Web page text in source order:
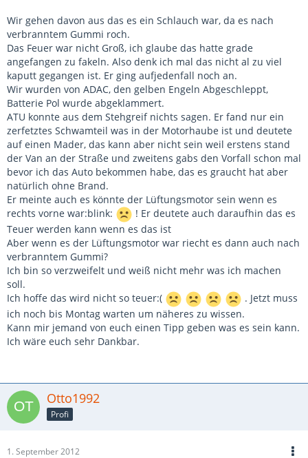
Wir gehen davon aus das es ein Schlauch war, da es nach
verbranntem Gummi roch.
Das Feuer war nicht Groß, ich glaube das hatte grade
angefangen zu fakeln. Also denk ich mal das nicht al zu viel
kaputt gegangen ist. Er ging aufjedenfall noch an.
Wir wurden von ADAC, den gelben Engeln Abgeschleppt,
Batterie Pol wurde abgeklammert.
ATU konnte aus dem Stehgreif nichts sagen. Er fand nur ein
zerfetztes Schwamteil was in der Motorhaube ist und deutete
auf einen Mader, das kann aber nicht sein weil erstens stand
der Van an der Straße und zweitens gabs den Vorfall schon mal
bevor ich das Auto bekommen habe, das es graucht hat aber
natürlich ohne Brand.
Er meinte auch es könnte der Lüftungsmotor sein wenn es
rechts vorne war:blink:
! Er deutete auch daraufhin das es
Teuer werden kann wenn es das ist
Aber wenn es der Lüftungsmotor war riecht es dann auch nach
verbranntem Gummi?
Ich bin so verzweifelt und weiß nicht mehr was ich machen
soll.
Ich hoffe das wird nicht so teuer:(
. Jetzt muss
ich noch bis Montag warten um näheres zu wissen.
Kann mir jemand von euch einen Tipp geben was es sein kann.
Ich wäre euch sehr Dankbar.
Otto1992
Profi
1. September 2012